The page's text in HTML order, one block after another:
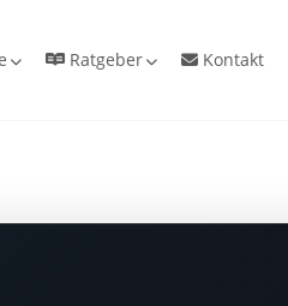
Ratgeber Kontakt